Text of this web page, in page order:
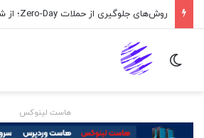
تغییر پوسته
هاست لینوکس